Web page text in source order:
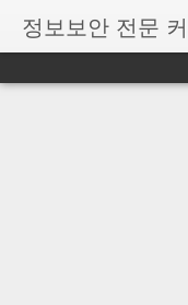
정보보안 전문